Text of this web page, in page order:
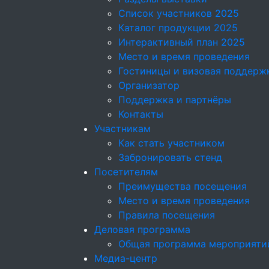
Список участников 2025
Каталог продукции 2025
Интерактивный план 2025
Место и время проведения
Гостиницы и визовая
Организатор
Поддержка и партнёры
Контакты
Участникам
Как стать участником
Забронировать стенд
Посетителям
Преимущества посещения
Место и время проведения
Правила посещения
Деловая программа
Общая программа
Медиа-центр